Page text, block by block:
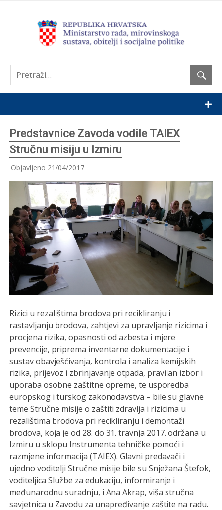
Predstavnice Zavoda vodile TAIEX
Stručnu misiju u Izmiru
Objavljeno 21/04/2017
Rizici u rezalištima brodova pri recikliranju i
rastavljanju brodova, zahtjevi za upravljanje rizicima i
procjena rizika, opasnosti od azbesta i mjere
prevencije, priprema inventarne dokumentacije i
sustav obavješćivanja, kontrola i analiza kemijskih
rizika, prijevoz i zbrinjavanje otpada, pravilan izbor i
uporaba osobne zaštitne opreme, te usporedba
europskog i turskog zakonodavstva – bile su glavne
teme Stručne misije o zaštiti zdravlja i rizicima u
rezalištima brodova pri recikliranju i demontaži
brodova, koja je od 28. do 31. travnja 2017. održana u
Izmiru u sklopu Instrumenta tehničke pomoći i
razmjene informacija (TAIEX). Glavni predavači i
ujedno voditelji Stručne misije bile su Snježana Štefok,
voditeljica Službe za edukaciju, informiranje i
međunarodnu suradnju, i Ana Akrap, viša stručna
savjetnica u Zavodu za unapređivanje zaštite na radu.